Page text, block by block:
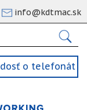
info@kdtmac.sk
o telefonát